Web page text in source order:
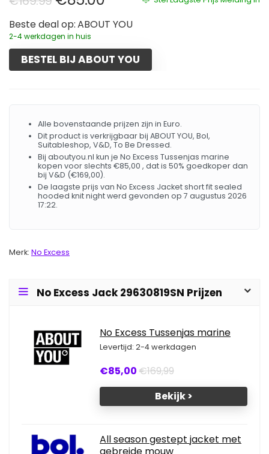
Beste deal op: ABOUT YOU
2-4 werkdagen in huis
BESTEL BIJ ABOUT YOU
Alle bovenstaande prijzen zijn in Euro.
Dit product is verkrijgbaar bij ABOUT YOU, Bol,
Suitableshop, V&D, To Be Dressed.
Bij aboutyou.nl kun je No Excess Tussenjas marine
kopen voor slechts €85,00 , dat is 50% goedkoper dan
bij V&D (€169,00).
De laagste prijs van No Excess Jacket short fit sealed
hooded knit night werd gevonden op 7 augustus 2026
17:22.
Merk: No Excess
No Excess Jack 29630819SN Prijzen
No Excess Tussenjas marine
Levertijd: 2-4 werkdagen
€85,00€169,99
Bekijk >
All season gestept jacket met